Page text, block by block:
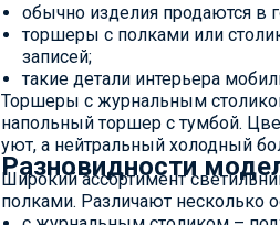
обычно изделия продаются в
торшеры с полками или
записей;
такие детали интерьера
Торшеры с журнальным
напольный торшер с тумбой.
уют, а нейтральный холодный
Разновидности
Широкий ассортимент
полками. Различают несколько